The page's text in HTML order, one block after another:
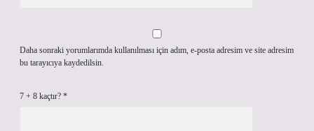
Daha sonraki yorumlarımda kullanılması için adım, e-posta adresim ve site adresim
bu tarayıcıya kaydedilsin.
7 + 8 kaçtır? *